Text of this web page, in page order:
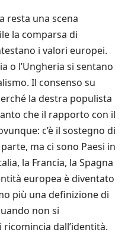
resta una scena
la comparsa di
i valori europei.
o l’Ungheria si sentano
Il consenso su
la destra populista
che il rapporto con il
c’è il sostegno di
ma ci sono Paesi in
la Francia, la Spagna
europea è diventato
più una definizione di
non si
dall’identità.